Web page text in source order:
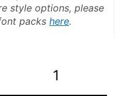
style options, please
packs here.
1